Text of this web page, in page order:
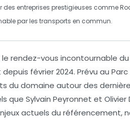
des entreprises prestigieuses comme
par les transports en commun.
rendez-vous incontournable
depuis février 2024. Prévu au Parc
du domaine autour des
que Sylvain Peyronnet et Olivier
actuels du référencement,